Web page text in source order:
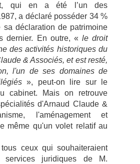
qui en a été l’un des
a déclaré posséder 34 %
sa déclaration de patrimoine
dernier. En outre, « le droit
des activités historiques du
& Associés, et est resté,
l'un de ses domaines de
», peut-on lire sur le
cabinet. Mais on retrouve
d'Arnaud Claude &
l'aménagement et
même qu'un volet relatif au
ceux qui souhaiteraient
juridiques de M.